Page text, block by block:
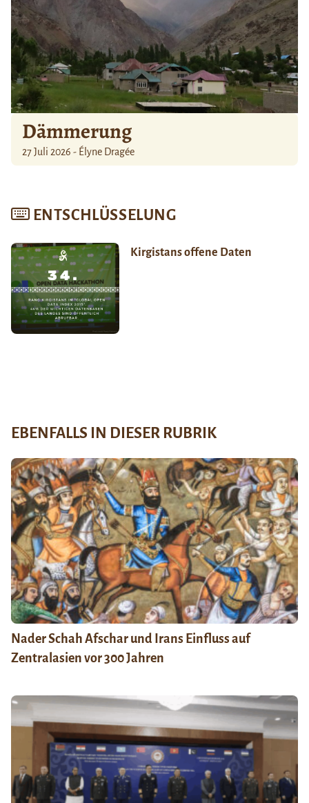
Dämmerung
27 Juli 2026 - Élyne Dragée
ENTSCHLÜSSELUNG
Kirgistans offene Daten
EBENFALLS IN DIESER RUBRIK
Nader Schah Afschar und Irans Einfluss auf
Zentralasien vor 300 Jahren